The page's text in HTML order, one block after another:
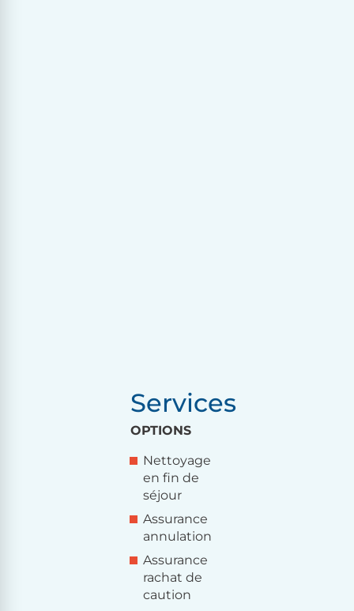
Services
OPTIONS
Nettoyage
en fin de
séjour
Assurance
annulation
Assurance
rachat de
caution